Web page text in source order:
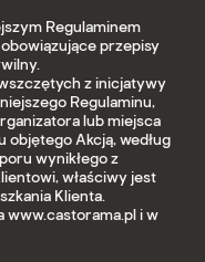
Regulaminem
przepisy
z inicjatywy
Regulaminu,
lub miejsca
objętego Akcją, według
wynikłego z
właściwy jest
Klienta.
www.castorama.pl i w